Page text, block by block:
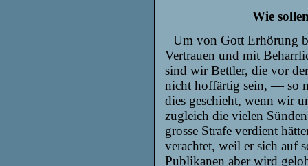
Wie
Um von Gott Erhörung
Vertrauen und mit
sind wir Bettler, die vor
nicht hoffärtig sein, — so
dies geschieht, wenn wir
zugleich die vielen
grosse Strafe verdient
verachtet, weil er sich auf
Publikanen aber wird